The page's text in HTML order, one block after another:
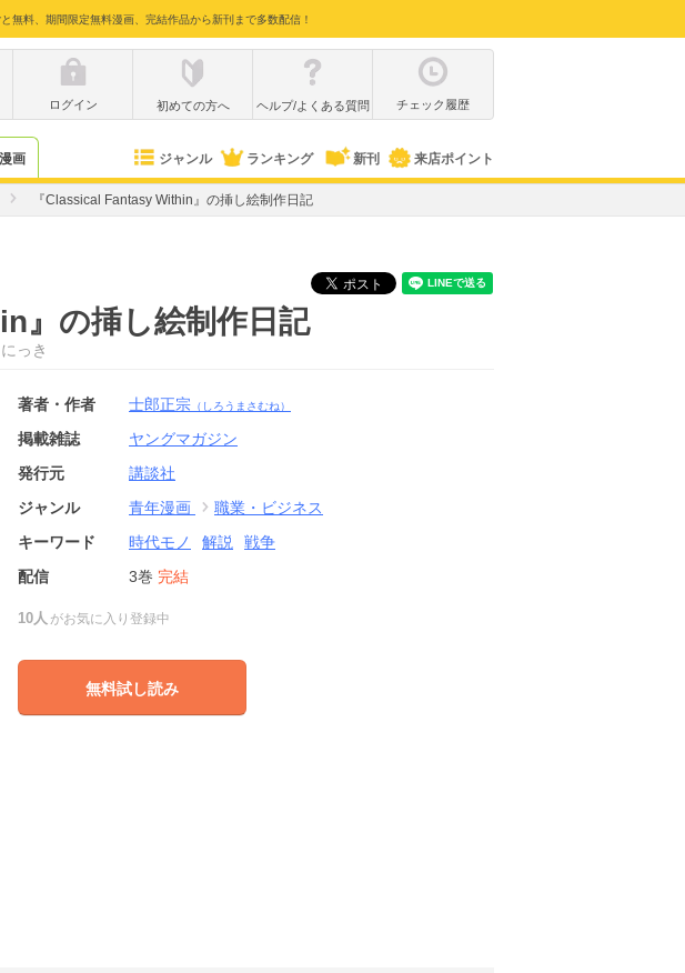
無料、期間限定無料漫画、完結作品から新刊まで多数配信！
ログイン 初めての方へ ヘルプ/よくある質問 チェック履歴
画 ジャンル ランキング 新刊 来店ポイント
『Classical Fantasy Within』の挿し絵制作日記
』の挿し絵制作日記
っき
著者・作者 士郎正宗 （しろうまさむね）
掲載雑誌
ヤングマガジン
発行元
講談社
ジャンル
青年漫画
職業・ビジネス
キーワード
時代モノ 解説
戦争
配信
3巻 完結
10人 がお気に入り登録中
無料試し読み